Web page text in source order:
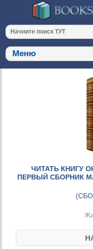
ЧИТАТЬ КНИГУ
ПЕРВЫЙ СБОРНИК
(